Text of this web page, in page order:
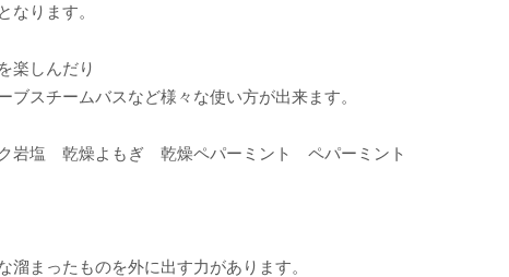
なります。
楽しんだり
ブスチームバスなど様々な使い方が出来ます。
岩塩 乾燥よもぎ 乾燥ペパーミント ペパーミント
溜まったものを外に出す力があります。